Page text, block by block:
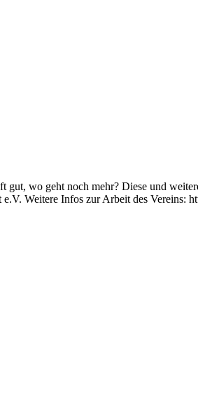
wo geht noch mehr? Diese und
Weitere Infos zur Arbeit des Vereins: